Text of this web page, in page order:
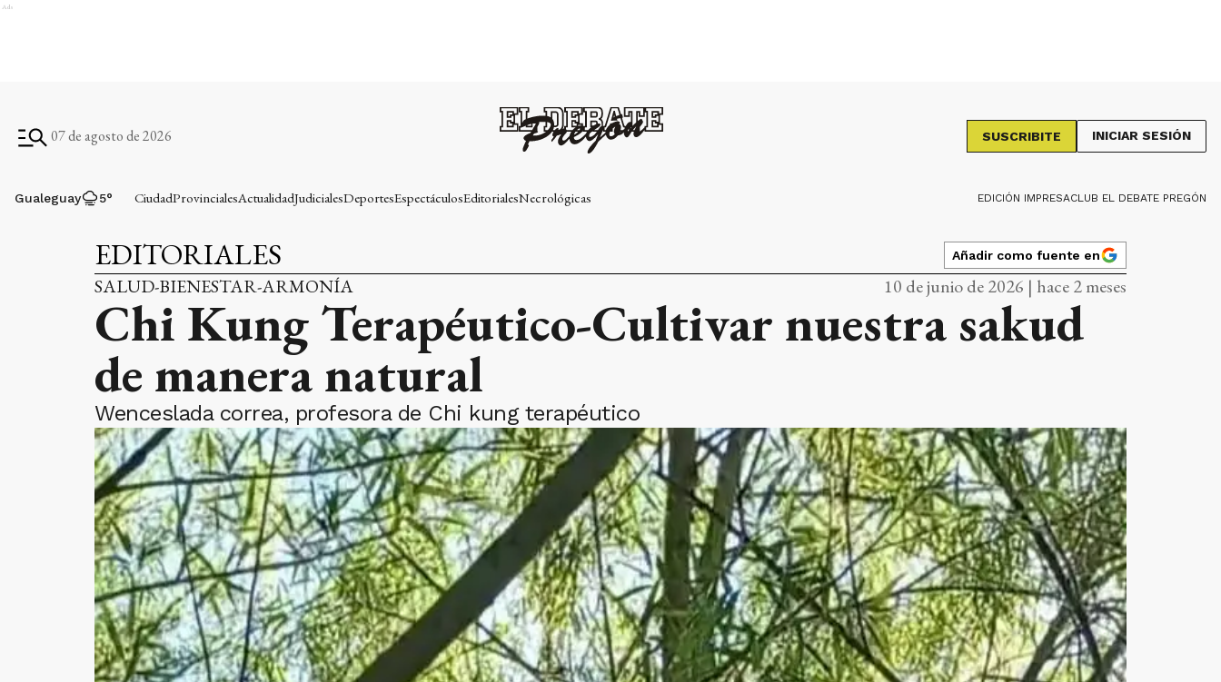
Ads
07 de agosto de 2026 SUSCRIBITE INICIAR SESIÓN
Gualeguay 5° CiudadProvincialesActualidadJudicialesDeportesEspectáculosEditorialesNecrológicas EDICIÓN IMPRESACLUB EL DEBATE PREGÓN
EDITORIALES Añadir como fuente en
SALUD-BIENESTAR-ARMONÍA 10 de junio de 2026 | hace 2 meses
Chi Kung Terapéutico-Cultivar nuestra sakud
de manera natural
Wenceslada correa, profesora de Chi kung terapéutico